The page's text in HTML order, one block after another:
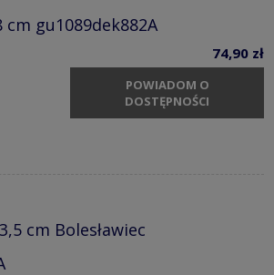
cm gu1089dek882A
74,90 zł
POWIADOM O
DOSTĘPNOŚCI
cm Bolesławiec